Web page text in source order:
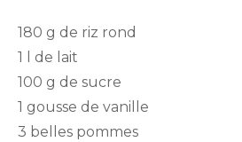
180 g de riz rond
1 l de lait
100 g de sucre
1 gousse de vanille
3 belles pommes